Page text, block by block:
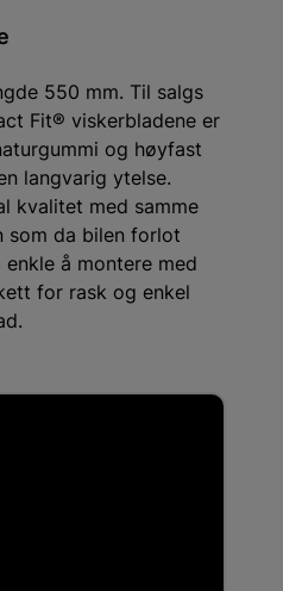
550 mm. Til salgs
Fit® viskerbladene er
og høyfast
langvarig ytelse.
kvalitet med samme
som da bilen forlot
å montere med
for rask og enkel